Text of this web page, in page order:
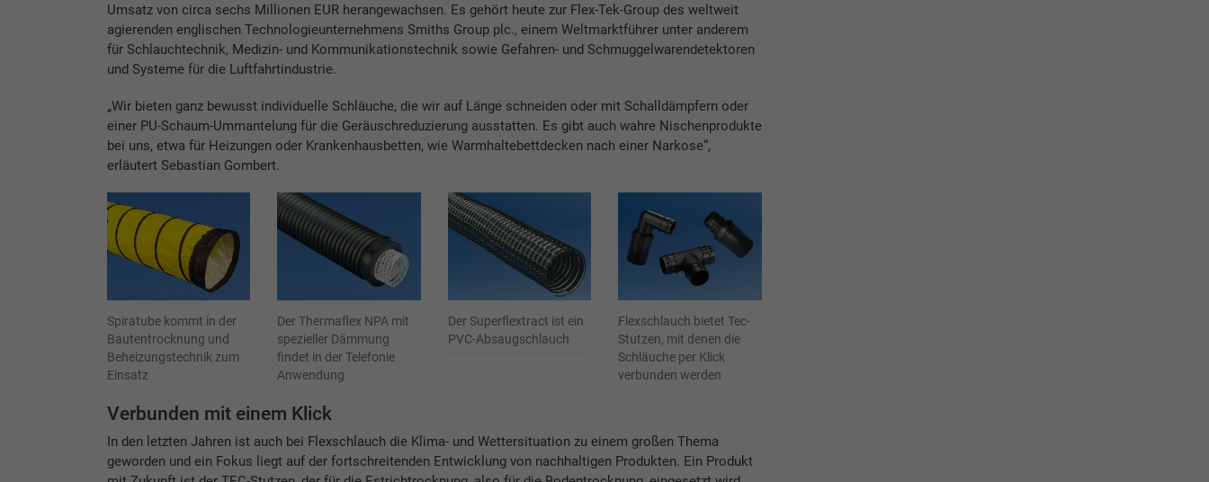
Umsatz von circa sechs Millionen EUR herangewachsen. Es gehört heute zur Flex-Tek-Group des weltweit
agierenden englischen Technologieunternehmens Smiths Group plc., einem Weltmarktführer unter anderem
für Schlauchtechnik, Medizin- und Kommunikationstechnik sowie Gefahren- und Schmuggelwarendetektoren
und Systeme für die Luftfahrtindustrie.
„Wir bieten ganz bewusst individuelle Schläuche, die wir auf Länge schneiden oder mit Schalldämpfern oder
einer PU-Schaum-Ummantelung für die Geräuschreduzierung ausstatten. Es gibt auch wahre Nischenprodukte
bei uns, etwa für Heizungen oder Krankenhausbetten, wie Warmhaltebettdecken nach einer Narkose“,
erläutert Sebastian Gombert.
Spiratube kommt in der
Bautentrocknung und
Beheizungstechnik zum
Einsatz
Der Thermaflex NPA mit
spezieller Dämmung
findet in der Telefonie
Anwendung
Der Superflextract ist ein
PVC-Absaugschlauch
Flexschlauch bietet Tec-
Stutzen, mit denen die
Schläuche per Klick
verbunden werden
Verbunden mit einem Klick
In den letzten Jahren ist auch bei Flexschlauch die Klima- und Wettersituation zu einem großen Thema
geworden und ein Fokus liegt auf der fortschreitenden Entwicklung von nachhaltigen Produkten. Ein Produkt